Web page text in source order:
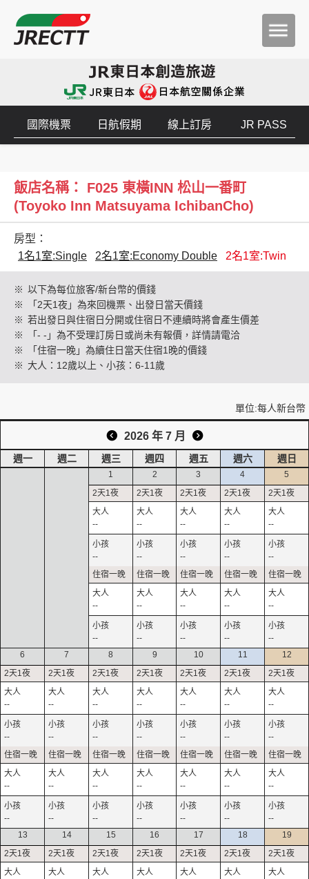
創造旅遊
國際機票 日航假期 線上訂房 JR PASS
飯店名稱： F025 東橫INN 松山一番町
(Toyoko Inn Matsuyama IchibanCho)
房型：
1名1室:Single
2名1室:Economy Double 2名1室:Twin
※ 以下為每位旅客/新台幣的價錢
※
「2天1夜」為來回機票、出發日當天價錢
※ 若出發日與住宿日分開或住宿日不連續時將會產生價差
※
「- -」為不受理訂房日或尚未有報價，詳情請電洽
※
「住宿一晚」為續住日當天住宿1晚的價錢
※ 大人：12歲以上、小孩：6-11歲
單位:每人新台幣
2026 年 7 月
週一 週二 週三 週四 週五 週六 週日
1
--
--
--
--
2
--
--
--
--
3
--
--
--
--
4
--
--
--
--
5
--
--
--
--
6
--
--
--
--
7
--
--
--
--
8
--
--
--
--
9
--
--
--
--
10
--
--
--
--
11
--
--
--
--
12
--
--
--
--
13
14 15 16 17 18 19